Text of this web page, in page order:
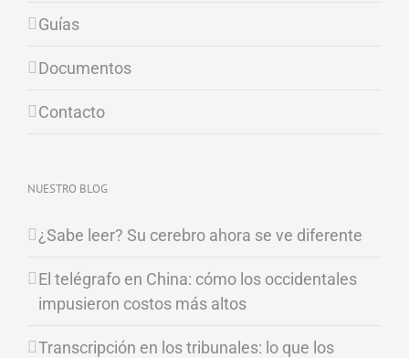
Guías
Documentos
Contacto
NUESTRO BLOG
¿Sabe leer? Su cerebro ahora se ve diferente
El telégrafo en China: cómo los occidentales
impusieron costos más altos
Transcripción en los tribunales: lo que los